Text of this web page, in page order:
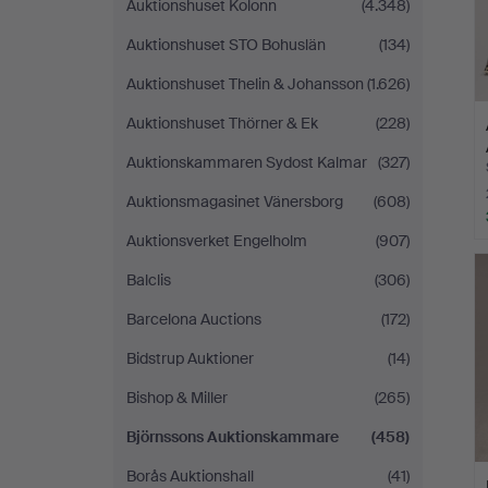
Auktionshuset Kolonn
(4.348)
Auktionshuset STO Bohuslän
(134)
Auktionshuset Thelin & Johansson (1.626)
Auktionshuset Thörner & Ek
(228)
Auktionskammaren Sydost Kalmar (327)
Auktionsmagasinet Vänersborg
(608)
Auktionsverket Engelholm
(907)
Balclis
(306)
Barcelona Auctions
(172)
Bidstrup Auktioner
(14)
Bishop & Miller
(265)
Björnssons Auktionskammare
(458)
Borås Auktionshall
(41)